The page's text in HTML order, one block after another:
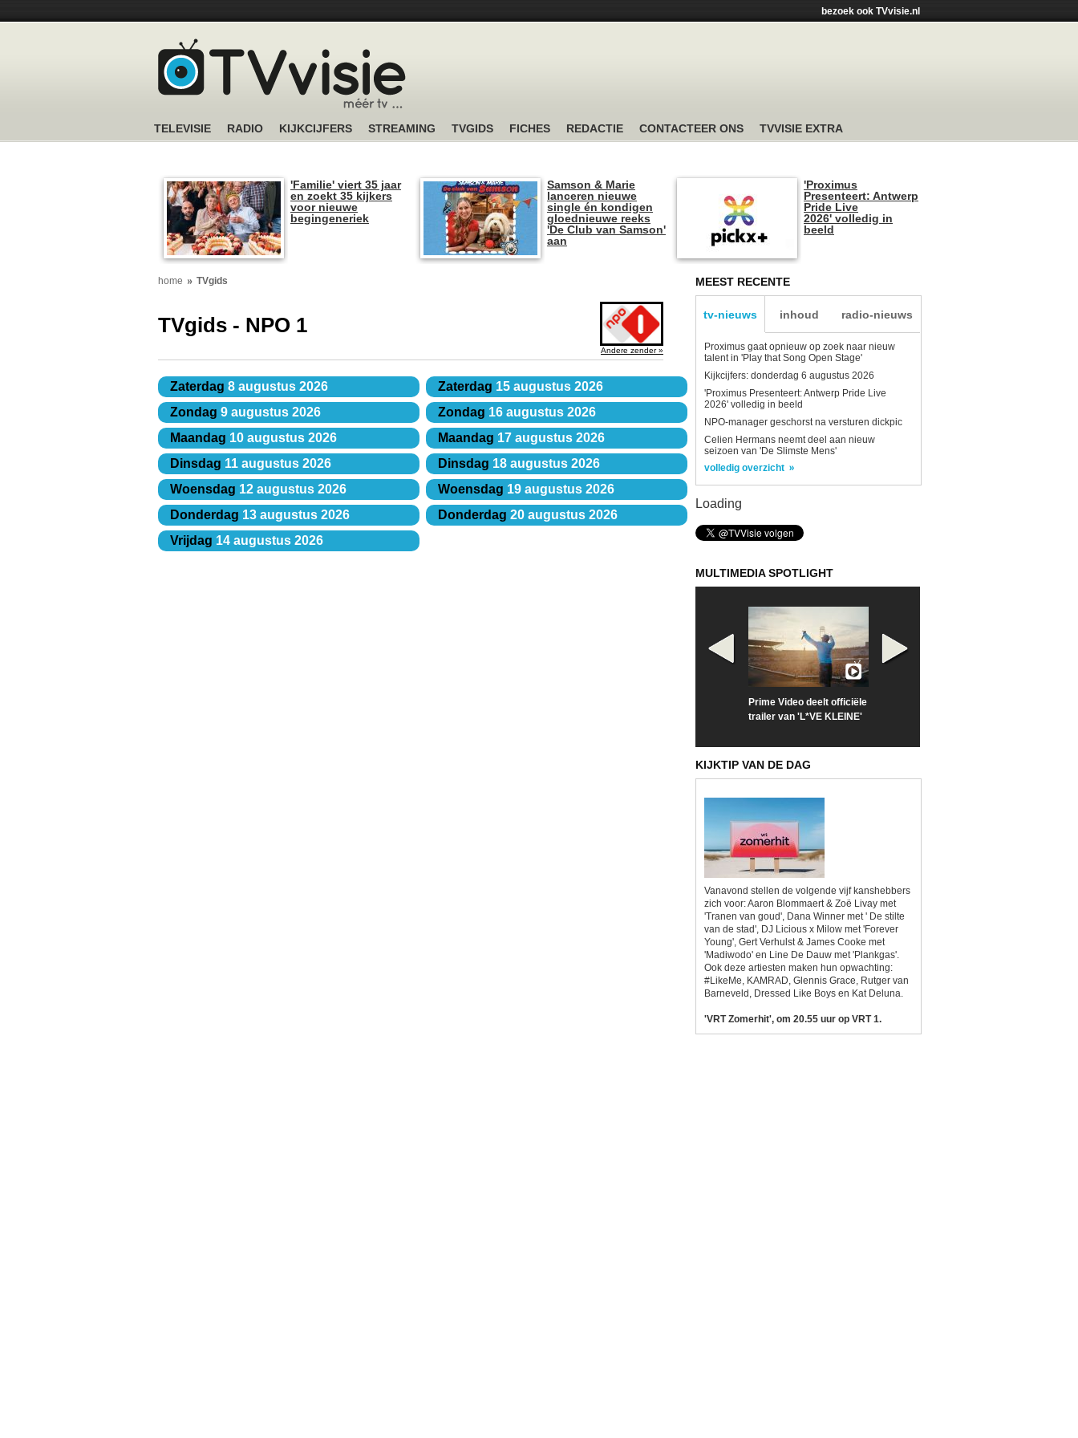
bezoek ook TVvisie.nl
TELEVISIE RADIO KIJKCIJFERS STREAMING TVGIDS FICHES REDACTIE CONTACTEER ONS TVVISIE EXTRA
'Familie' viert 35 jaar
en zoekt 35 kijkers
voor nieuwe
begingeneriek
Samson & Marie
lanceren nieuwe
single én kondigen
gloednieuwe reeks
'De Club van Samson'
aan
'Proximus
Presenteert: Antwerp
Pride Live
2026' volledig in
beeld
home TVgids
TVgids - NPO 1
Andere zender »
Zaterdag 8 augustus 2026
Zondag 9 augustus 2026
Maandag 10 augustus 2026
Dinsdag 11 augustus 2026
Woensdag 12 augustus 2026
Donderdag 13 augustus 2026
Vrijdag 14 augustus 2026
Zaterdag 15 augustus 2026
Zondag 16 augustus 2026
Maandag 17 augustus 2026
Dinsdag 18 augustus 2026
Woensdag 19 augustus 2026
Donderdag 20 augustus 2026
MEEST RECENTE
tv-nieuws inhoud radio-nieuws
Proximus gaat opnieuw op zoek naar nieuw
talent in 'Play that Song Open Stage'
Kijkcijfers: donderdag 6 augustus 2026
'Proximus Presenteert: Antwerp Pride Live
2026' volledig in beeld
NPO-manager geschorst na versturen dickpic
Celien Hermans neemt deel aan nieuw
seizoen van 'De Slimste Mens'
volledig overzicht
Loading
MULTIMEDIA SPOTLIGHT
Prime Video deelt officiële
trailer van 'L*VE KLEINE'
KIJKTIP VAN DE DAG
Vanavond stellen de volgende vijf kanshebbers
zich voor: Aaron Blommaert & Zoë Livay met
'Tranen van goud', Dana Winner met ' De stilte
van de stad', DJ Licious x Milow met 'Forever
Young', Gert Verhulst & James Cooke met
'Madiwodo' en Line De Dauw met 'Plankgas'.
Ook deze artiesten maken hun opwachting:
#LikeMe, KAMRAD, Glennis Grace, Rutger van
Barneveld, Dressed Like Boys en Kat Deluna.
'VRT Zomerhit', om 20.55 uur op VRT 1.